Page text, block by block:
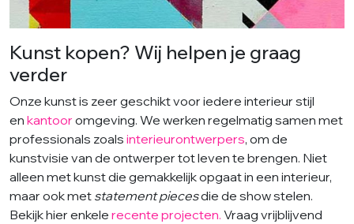
Kunst kopen? Wij helpen je graag
verder
Onze kunst is zeer geschikt voor iedere interieur stijl
en kantoor omgeving. We werken regelmatig samen met
professionals zoals interieurontwerpers, om de
kunstvisie van de ontwerper tot leven te brengen. Niet
alleen met kunst die gemakkelijk opgaat in een interieur,
maar ook met statement piecesdie de show stelen.
Bekijk hier enkele recente projecten. Vraag vrijblijvend